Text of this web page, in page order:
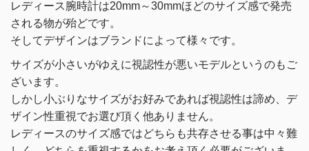
レディース腕時計は20mm～30mmほどのサイズ感で発売
される物が殆どです。
そしてデザインはブランドによって様々です。
サイズが小さいがゆえに視認性が悪いモデルというのもご
ざいます。
しかし小ぶりなサイズがお好みであれば視認性は諦め、デ
ザイン性重視でお選び頂く他ありません。
レディースのサイズ感ではどちらも共存させる事は中々難